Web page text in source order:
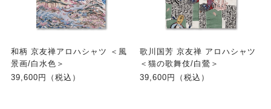
和柄 京友禅アロハシャツ ＜風
景画/白水色＞
39,600円（税込）
歌川国芳 京友禅 アロハシャツ
＜猫の歌舞伎/白鶯＞
39,600円（税込）